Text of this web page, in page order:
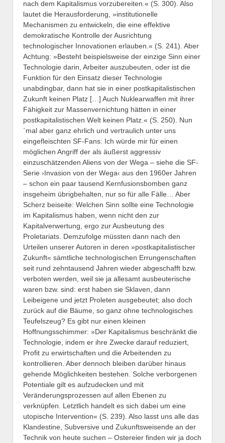
nach dem Kapitalismus vorzubereiten.« (S. 300). Also
lautet die Herausforderung, »institutionelle
Mechanismen zu entwickeln, die eine effektive
demokratische Kontrolle der Ausrichtung
technologischer Innovationen erlauben.« (S. 241). Aber
Achtung: »Besteht beispielsweise der einzige Sinn einer
Technologie darin, Arbeiter auszubeuten, oder ist die
Funktion für den Einsatz dieser Technologie
unabdingbar, dann hat sie in einer postkapitalistischen
Zukunft keinen Platz […] Auch Nuklearwaffen mit ihrer
Fähigkeit zur Massenvernichtung hätten in einer
postkapitalistischen Welt keinen Platz.« (S. 250). Nun
`mal aber ganz ehrlich und vertraulich unter uns
eingefleischten SF-Fans: Ich würde mir für einen
möglichen Angriff der als äußerst aggressiv
einzuschätzenden Aliens von der Wega – siehe die SF-
Serie ›Invasion von der Wega‹ aus den 1960er Jahren
– schon ein paar tausend Kernfusionsbomben ganz
insgeheim übrigbehalten, nur so für alle Fälle… Aber
Scherz beiseite: Welchen Sinn sollte eine Technologie
im Kapitalismus haben, wenn nicht den zur
Kapitalverwertung, ergo zur Ausbeutung des
Proletariats. Demzufolge müssten dann nach den
Urteilen unserer Autoren in deren »postkapitalistischer
Zukunft« sämtliche technologischen Errungenschaften
seit rund zehntausend Jahren wieder abgeschafft bzw.
verboten werden, weil sie ja allesamt ausbeuterische
waren bzw. sind: erst haben sie Sklaven, dann
Leibeigene und jetzt Proleten ausgebeutet; also doch
zurück auf die Bäume, so ganz ohne technologisches
Teufelszeug? Es gibt nur einen kleinen
Hoffnungsschimmer: »Der Kapitalismus beschränkt die
Technologie, indem er ihre Zwecke darauf reduziert,
Profit zu erwirtschaften und die Arbeitenden zu
kontrollieren. Aber dennoch bleiben darüber hinaus
gehende Möglichkeiten bestehen. Solche verborgenen
Potentiale gilt es aufzudecken und mit
Veränderungsprozessen auf allen Ebenen zu
verknüpfen. Letztlich handelt es sich dabei um eine
utopische Intervention« (S. 239). Also lasst uns alle das
Klandestine, Subversive und Zukunftsweisende an der
Technik von heute suchen – Ostereier finden wir ja doch